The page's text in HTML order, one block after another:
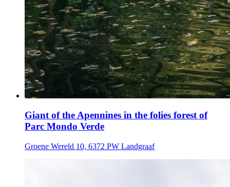
Giant of the Apennines in the folies forest of
Parc Mondo Verde
Groene Wereld 10, 6372 PW Landgraaf